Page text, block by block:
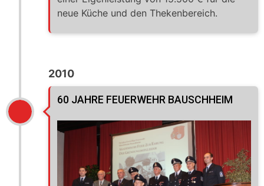
neue Küche und den Thekenbereich.
2010
60 JAHRE FEUERWEHR BAUSCHHEIM